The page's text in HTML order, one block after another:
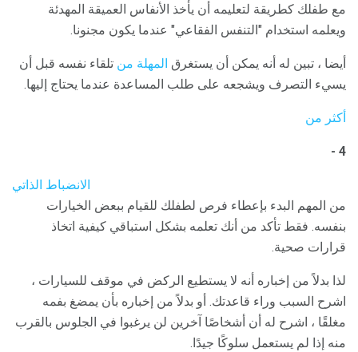
مع طفلك كطريقة لتعليمه أن يأخذ الأنفاس العميقة المهدئة
ويعلمه استخدام "التنفس الفقاعي" عندما يكون مجنونا.
أيضا ، تبين له أنه يمكن أن يستغرق المهلة من تلقاء نفسه قبل أن
يسيء التصرف ويشجعه على طلب المساعدة عندما يحتاج إليها.
أكثر من
4 -
الانضباط الذاتي
من المهم البدء بإعطاء فرص لطفلك للقيام ببعض الخيارات
بنفسه. فقط تأكد من أنك تعلمه بشكل استباقي كيفية اتخاذ
قرارات صحية.
لذا بدلاً من إخباره أنه لا يستطيع الركض في موقف للسيارات ،
اشرح السبب وراء قاعدتك. أو بدلاً من إخباره بأن يمضغ بفمه
مغلقًا ، اشرح له أن أشخاصًا آخرين لن يرغبوا في الجلوس بالقرب
منه إذا لم يستعمل سلوكًا جيدًا.